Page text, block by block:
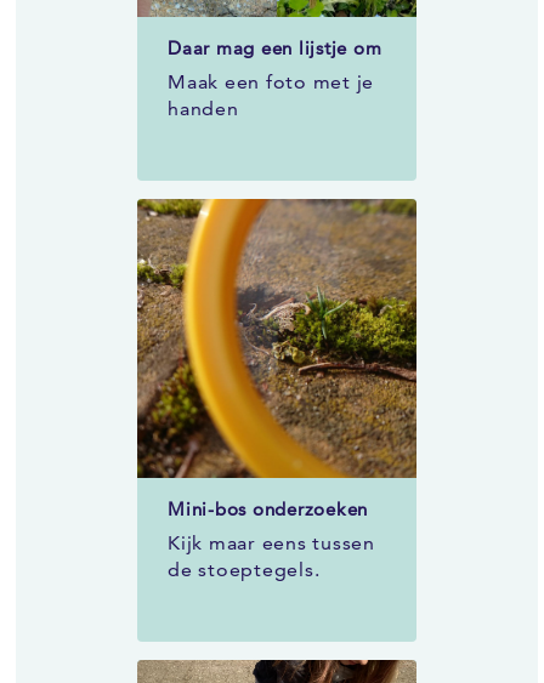
Daar mag een lijstje om
Maak een foto met je
handen
Mini-bos onderzoeken
Kijk maar eens tussen
de stoeptegels.